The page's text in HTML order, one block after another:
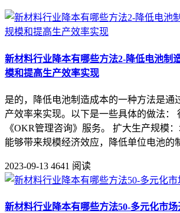
新材料行业降本有哪些方法2-降低电池制
模和提高生产效率实现
是的，降低电池制造成本的一种方法是通
产效率来实现。以下是一些具体的做法：
《OKR管理咨询》服务。 扩大生产规模
能够带来规模经济效应，降低单位电池的
2023-09-13 4641 阅读
新材料行业降本有哪些方法50-多元化市场